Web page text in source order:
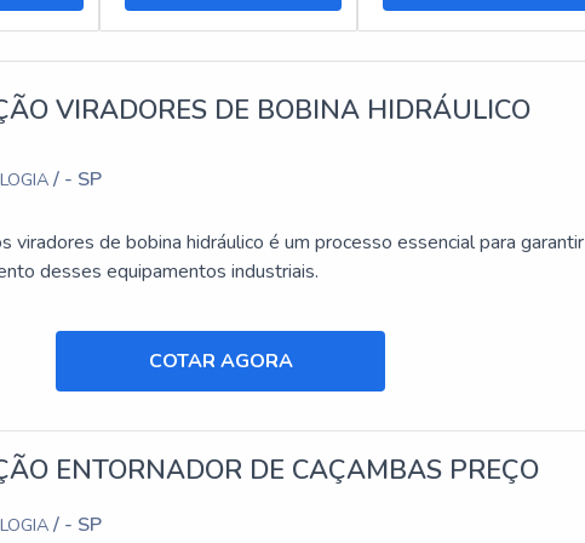
páginas com conteúdosque vão adicionar mais conhecimento
VIRADORES DE BOBINA HIDRÁULICO
/ - SP
viradores de bobina hidráulico é um processo essencial para garantir
desses equipamentos industriais.
COTAR AGORA
ENTORNADOR DE CAÇAMBAS PREÇO
/ - SP